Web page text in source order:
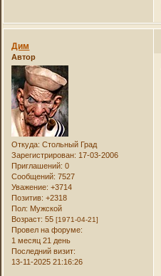
Дим
Автор
Откуда: Стольный Град
Зарегистрирован: 17-03-2006
Приглашений: 0
Сообщений: 7527
Уважение: +3714
Позитив: +2318
Пол: Мужской
Возраст: 55[1971-04-21]
Провел на форуме:
1 месяц 21 день
Последний визит:
13-11-2025 21:16:26